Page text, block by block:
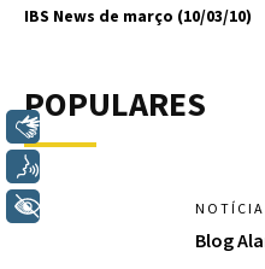
IBS News de março (10/03/10)
POPULARES
Blog
+ Acessibilidade